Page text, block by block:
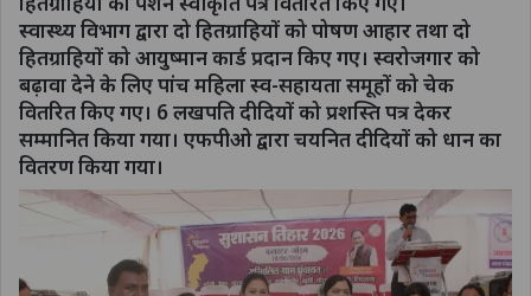
स्वास्थ्य विभाग द्वारा दो हितग्राहियों को पोषण आहार तथा दो
हितग्राहियों को आयुष्मान कार्ड प्रदान किए गए। स्वरोजगार को
बढ़ावा देने के लिए पांच महिला स्व-सहायता समूहों को चेक
वितरित किए गए। 6 लखपति दीदियों को प्रशस्ति पत्र देकर
सम्मानित किया गया। एफपीओ द्वारा चयनित दीदियों को धान का
वितरण किया गया।